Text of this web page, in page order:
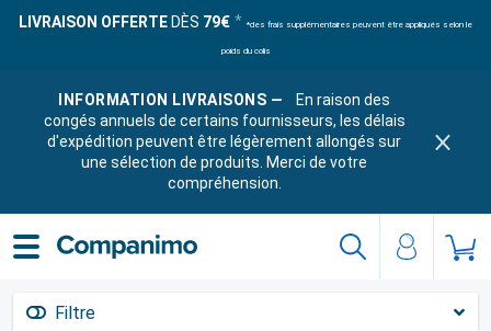
LIVRAISON OFFERTE DÈS 79€ *des frais supplémentaires peuvent être appliqués selon le
poids du colis
INFORMATION LIVRAISONS —
En raison des
congés annuels de certains fournisseurs, les délais
d'expédition peuvent être légèrement allongés sur
une sélection de produits. Merci de votre
compréhension.
Filtre